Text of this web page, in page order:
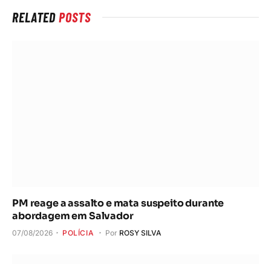
RELATEDPOSTS
PM reage a assalto e mata suspeito durante
abordagem em Salvador
07/08/2026 POLÍCIA Por ROSY SILVA